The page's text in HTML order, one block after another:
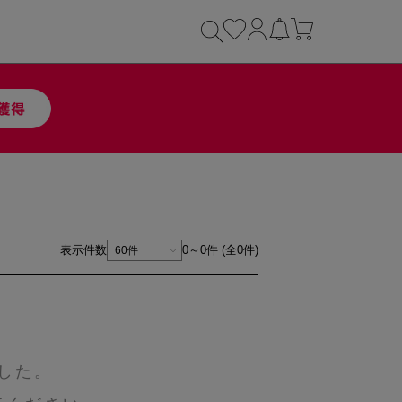
表示件数 0～0件 (全0件)
た。